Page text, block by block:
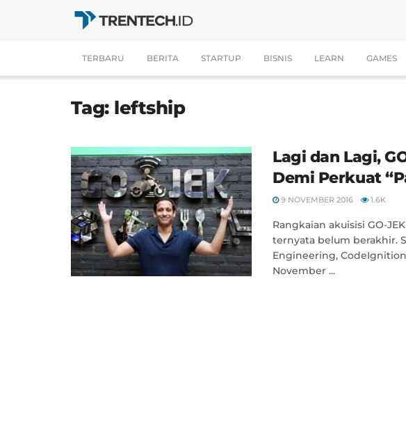
TERBARU BERITA STARTUP BISNIS LEARN GAMES
Tag: leftship
Lagi dan Lagi,
Demi Perkuat
9 NOVEMBER 2016 1.6K
Rangkaian akuisisi GO-
ternyata belum berakhir.
Engineering,
November ...